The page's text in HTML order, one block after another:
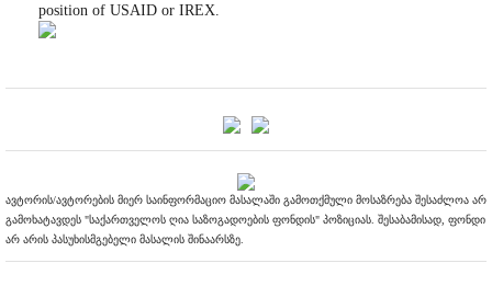
position of USAID or IREX.
ავტორის/ავტორების მიერ საინფორმაციო მასალაში გამოთქმული მოსაზრება შესაძლოა არ
გამოხატავდეს "საქართველოს ღია საზოგადოების ფონდის" პოზიციას. შესაბამისად, ფონდი
არ არის პასუხისმგებელი მასალის შინაარსზე.